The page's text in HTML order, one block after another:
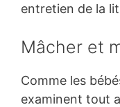
entretien de la
Mâcher et
Comme les
examinent tout